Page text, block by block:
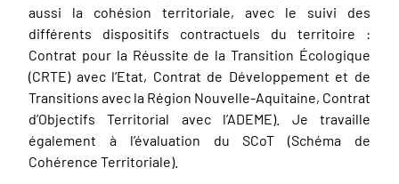
aussi la cohésion territoriale, avec le suivi des
différents dispositifs contractuels du territoire :
Contrat pour la Réussite de la Transition Écologique
(CRTE) avec l’Etat, Contrat de Développement et de
Transitions avec la Région Nouvelle-Aquitaine, Contrat
d’Objectifs Territorial avec l’ADEME). Je travaille
également à l’évaluation du SCoT (Schéma de
Cohérence Territoriale).